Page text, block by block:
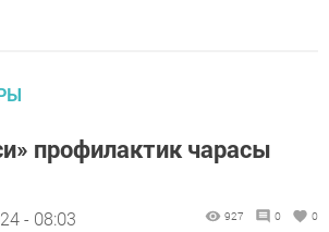
профилактик чарасы
- 08:03 927 0 0